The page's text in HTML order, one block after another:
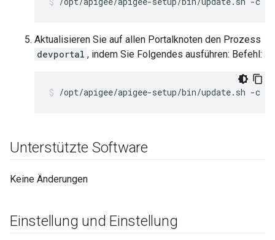
Aktualisieren Sie auf allen Portalknoten den Prozess
devportal , indem Sie Folgendes ausführen: Befehl:
/opt/apigee/apigee-setup/bin/update.sh -c
Unterstützte Software
Keine Änderungen
Einstellung und Einstellung